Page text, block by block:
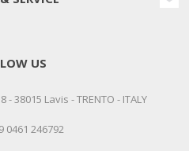
US
38015 Lavis - TRENTO - ITALY
0461 246792